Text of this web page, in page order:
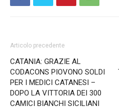
Articolo precedente
CATANIA: GRAZIE AL
CODACONS PIOVONO SOLDI
PER I MEDICI CATANESI –
DOPO LA VITTORIA DEI 300
CAMICI BIANCHI SICILIANI